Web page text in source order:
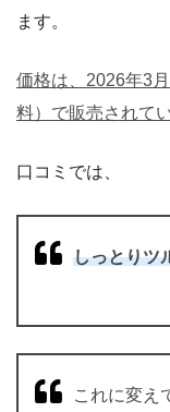
ます。
価格は、2026年3
料）で販売されて
口コミでは、
しっとりツ
これに変え